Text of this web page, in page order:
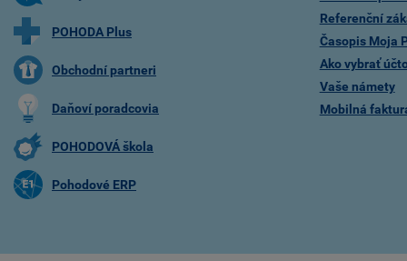
POHODA Plus
Obchodní partneri
Daňoví poradcovia
POHODOVÁ škola
Pohodové ERP
Referenční
Časopis Moja
Ako vybrať
Vaše námety
Mobilná